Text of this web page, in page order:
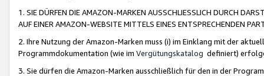
1. SIE DÜRFEN DIE AMAZON-MARKEN AUSSCHLIESSLICH DURCH
AUF EINER AMAZON-WEBSITE MITTELS EINES ENTSPRECHENDEN
2. Ihre Nutzung der Amazon-Marken muss (i) im Einklang mit der
Programmdokumentation (wie im Vergütungskatalog definiert)
3. Sie dürfen die Amazon-Marken ausschließlich für den in der